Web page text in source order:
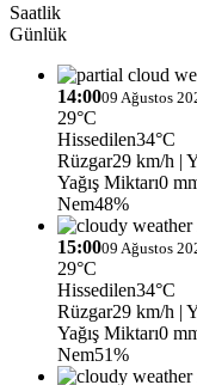
Saatlik
Günlük
14:0009 Ağustos
29°C
Hissedilen34°C
Rüzgar29 km/h |
Yağış Miktarı0
Nem48%
15:0009 Ağustos
29°C
Hissedilen34°C
Rüzgar29 km/h |
Yağış Miktarı0
Nem51%